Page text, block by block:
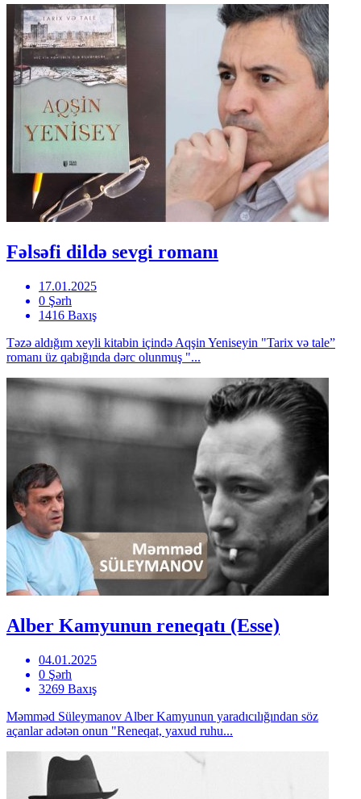
Fəlsəfi dildə sevgi romanı
17.01.2025
0 Şərh
1416 Baxış
Təzə aldığım xeyli kitabin içində Aqşin Yeniseyin "Tarix və tale”
romanı üz qabığında dərc olunmuş "...
Alber Kamyunun reneqatı (Esse)
04.01.2025
0 Şərh
3269 Baxış
Məmməd Süleymanov Alber Kamyunun yaradıcılığından söz
açanlar adətən onun "Reneqat, yaxud ruhu...